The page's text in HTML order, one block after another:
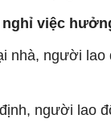
việc
nhà, người
người lao